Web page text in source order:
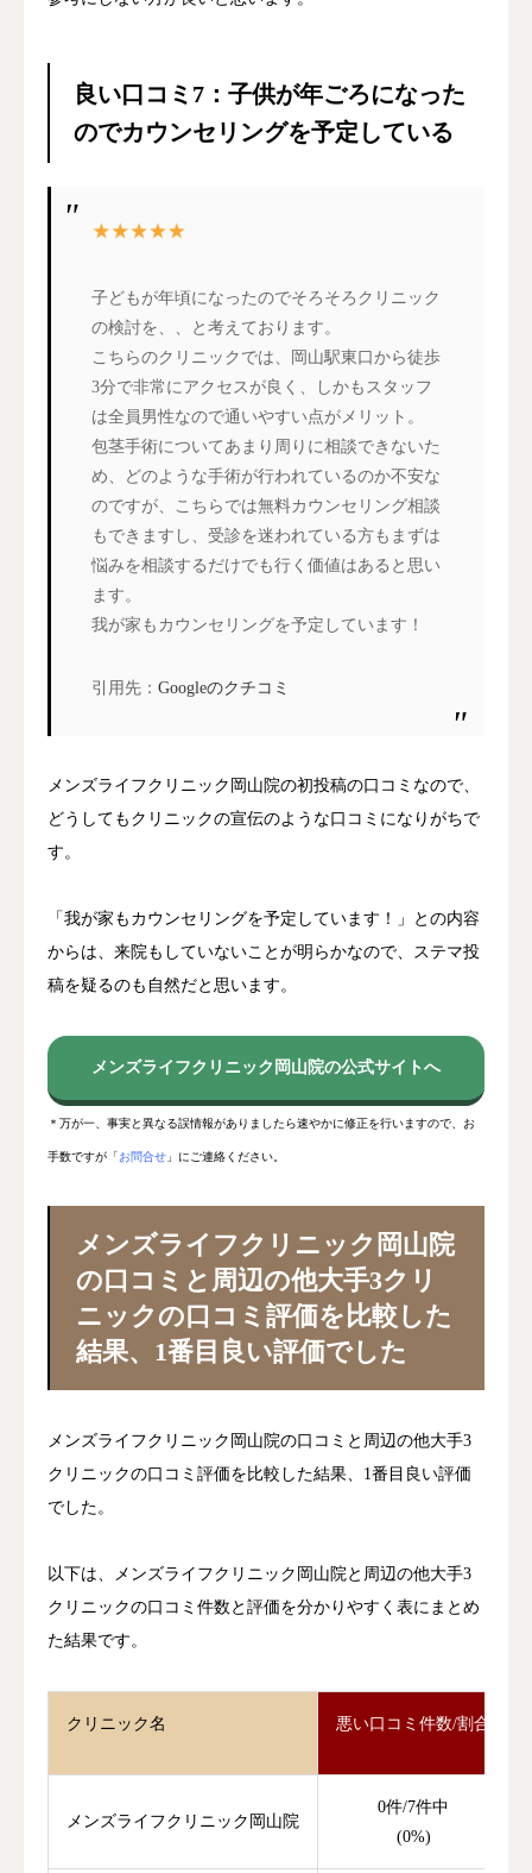
良い口コミ7：子供が年ごろになった
のでカウンセリングを予定している
子どもが年頃になったのでそろそろクリニック
の検討を、、と考えております。
こちらのクリニックでは、岡山駅東口から徒歩
3分で非常にアクセスが良く、しかもスタッフ
は全員男性なので通いやすい点がメリット。
包茎手術についてあまり周りに相談できないた
め、どのような手術が行われているのか不安な
のですが、こちらでは無料カウンセリング相談
もできますし、受診を迷われている方もまずは
悩みを相談するだけでも行く価値はあると思い
ます。
我が家もカウンセリングを予定しています！
引用先： Googleのクチコミ
メンズライフクリニック岡山院の初投稿の口コミなので、
どうしてもクリニックの宣伝のような口コミになりがちで
す。
「我が家もカウンセリングを予定しています！」との内容
からは、来院もしていないことが明らかなので、ステマ投
稿を疑るのも自然だと思います。
メンズライフクリニック岡山院の公式サイトへ
＊万が一、事実と異なる誤情報がありましたら速やかに修正を行いますので、お
手数ですが「お問合せ 」にご連絡ください。
メンズライフクリニック岡山院
の口コミと周辺の他大手3クリ
ニックの口コミ評価を比較した
結果、1番目良い評価でした
メンズライフクリニック岡山院の口コミと周辺の他大手3
クリニックの口コミ評価を比較した結果、1番目良い評価
でした。
以下は、メンズライフクリニック岡山院と周辺の他大手3
クリニックの口コミ件数と評価を分かりやすく表にまとめ
た結果です。
クリニック名 悪い口コミ件数/割合
メンズライフクリニック岡山院
0件/7件中
(0%)